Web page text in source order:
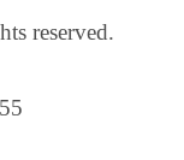
reserved.